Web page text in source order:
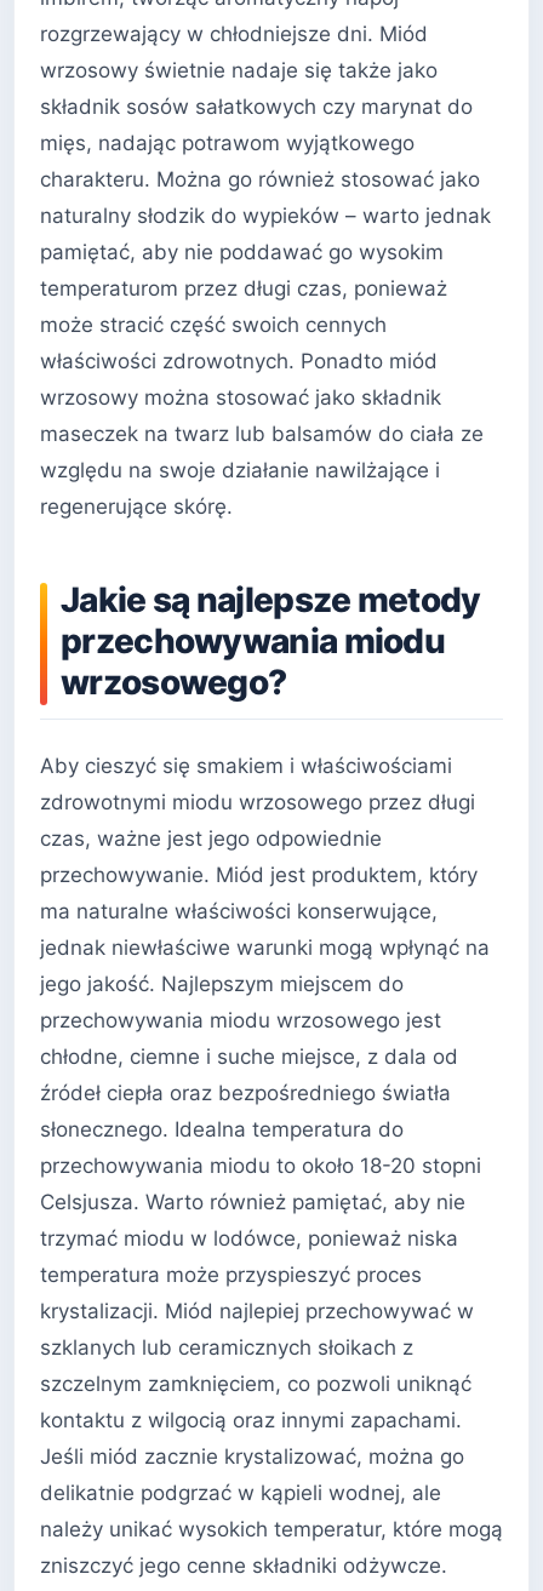
rozgrzewający w chłodniejsze dni. Miód
wrzosowy świetnie nadaje się także jako
składnik sosów sałatkowych czy marynat do
mięs, nadając potrawom wyjątkowego
charakteru. Można go również stosować jako
naturalny słodzik do wypieków – warto jednak
pamiętać, aby nie poddawać go wysokim
temperaturom przez długi czas, ponieważ
może stracić część swoich cennych
właściwości zdrowotnych. Ponadto miód
wrzosowy można stosować jako składnik
maseczek na twarz lub balsamów do ciała ze
względu na swoje działanie nawilżające i
regenerujące skórę.
Jakie są najlepsze metody
przechowywania miodu
wrzosowego?
Aby cieszyć się smakiem i właściwościami
zdrowotnymi miodu wrzosowego przez długi
czas, ważne jest jego odpowiednie
przechowywanie. Miód jest produktem, który
ma naturalne właściwości konserwujące,
jednak niewłaściwe warunki mogą wpłynąć na
jego jakość. Najlepszym miejscem do
przechowywania miodu wrzosowego jest
chłodne, ciemne i suche miejsce, z dala od
źródeł ciepła oraz bezpośredniego światła
słonecznego. Idealna temperatura do
przechowywania miodu to około 18-20 stopni
Celsjusza. Warto również pamiętać, aby nie
trzymać miodu w lodówce, ponieważ niska
temperatura może przyspieszyć proces
krystalizacji. Miód najlepiej przechowywać w
szklanych lub ceramicznych słoikach z
szczelnym zamknięciem, co pozwoli uniknąć
kontaktu z wilgocią oraz innymi zapachami.
Jeśli miód zacznie krystalizować, można go
delikatnie podgrzać w kąpieli wodnej, ale
należy unikać wysokich temperatur, które mogą
zniszczyć jego cenne składniki odżywcze.